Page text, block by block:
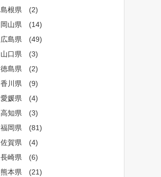
島根県
(2)
岡山県
(14)
広島県
(49)
山口県
(3)
徳島県
(2)
香川県
(9)
愛媛県
(4)
高知県
(3)
福岡県
(81)
佐賀県
(4)
長崎県
(6)
熊本県
(21)